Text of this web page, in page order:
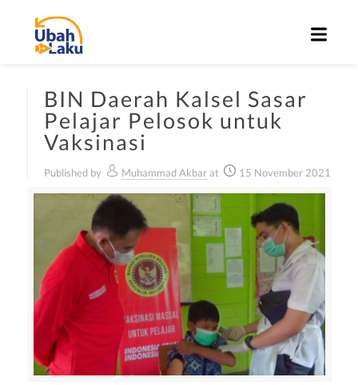
BIN Daerah Kalsel Sasar
Pelajar Pelosok untuk
Vaksinasi
Published by Muhammad Akbar at 15 November 2021